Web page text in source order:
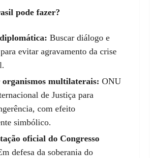
pode fazer?
Buscar diálogo e
evitar agravamento da crise
multilaterais: ONU
de Justiça para
com efeito
simbólico.
oficial do Congresso
defesa da soberania do